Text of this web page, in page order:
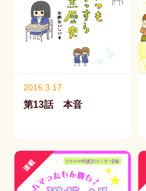
2016.3.17
第13話 本音
連載